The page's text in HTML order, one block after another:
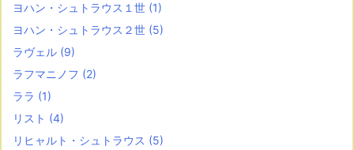
ヨハン・シュトラウス１世 (1)
ヨハン・シュトラウス２世 (5)
ラヴェル (9)
ラフマニノフ (2)
ララ (1)
リスト (4)
リヒャルト・シュトラウス (5)